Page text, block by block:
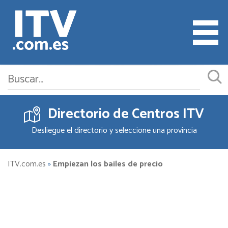
Cita ITV
Cambiar o Anular Cita
Empresas ITV
Directorio de Centros ITV
Desliegue el directorio y seleccione una provincia
ITV.com.es»Empiezan los bailes de precio